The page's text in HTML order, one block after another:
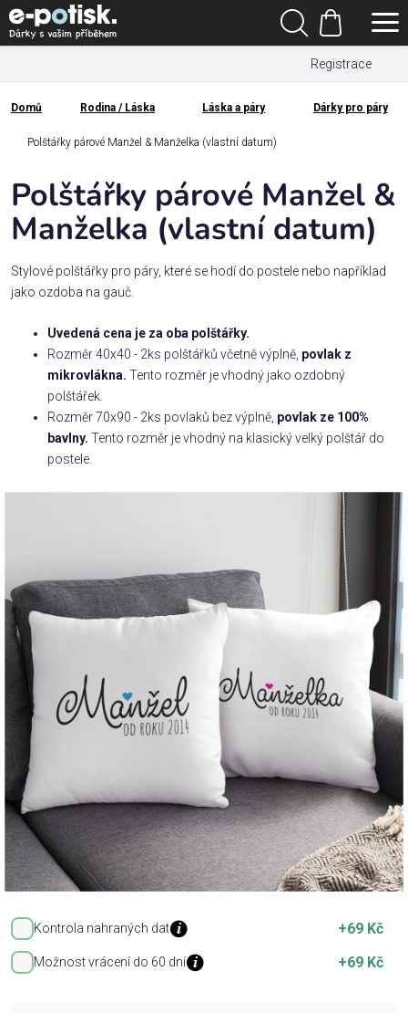
Přejít
na
obsah
Registrace
Hledat
Nákupní
košík
Kategorie
Dárek
pro
Rodina
/
Povolání,
zájmy a
Příležitosti
Oblečení
Přihlášení
Domů
Domů Rodina / Láska Láska a páry Dárky pro páry
Polštářky párové Manžel & Manželka (vlastní datum)
Kontrola nahraných dat +69 Kč
Možnost vrácení do 60 dní +69 Kč
Polštářky párové Manžel &
Manželka (vlastní datum)
Stylové polštářky pro páry, které se hodí do postele nebo například
jako ozdoba na gauč.
Uvedená cena je za oba polštářky.
Rozměr 40x40 - 2ks polštářků včetně výplně, povlak z
mikrovlákna. Tento rozměr je vhodný jako ozdobný
polštářek.
Rozměr 70x90 - 2ks povlaků bez výplně, povlak ze 100%
bavlny. Tento rozměr je vhodný na klasický velký polštář do
postele.